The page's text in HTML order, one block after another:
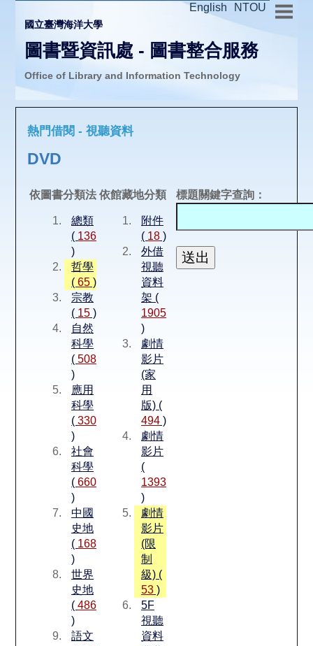
NTOU
English
國立臺灣海洋大學
圖書暨資訊處 - 圖書整合服務
Office of Library and Information Technology
推廣活動
圖書互借
線上報名
申請表單
空間借用
熱門借閱
個人借閱
熱門借閱 - 視聽資料
DVD
依圖書分類法
總類
( 136
)
哲學
( 65)
宗教
( 15)
自然
科學
( 508
)
應用
科學
( 330
)
社會
科學
( 660
)
中國
史地
( 168
)
世界
史地
( 486
)
語文
依館藏地分類
附件
( 18)
外借
視聽
資料
架 (
1905
)
劇情
影片
(家
用
版) (
494)
劇情
影片
(
1393
)
劇情
影片
(限
制
級) (
53)
5F
視聽
資料
標題關鍵字查詢：